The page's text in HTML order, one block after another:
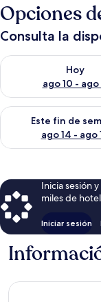
Opciones
Consulta la
Hoy
ago 10 - ago
Consulta la
Este fin de
ago 14 - ago
Consulta la
Inicia sesión
miles de
Iniciar sesión